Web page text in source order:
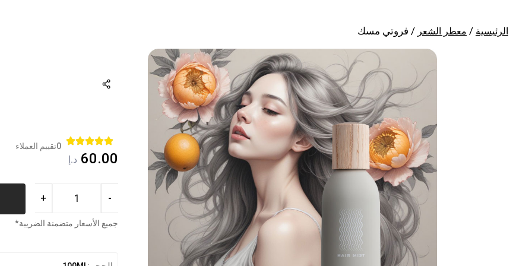
الرئيسية / معطر الشعر / فروتي مسك
0تقييم العملاء
60.00 د.إ
-
+
جميع الأسعار متضمنة الضريبة*